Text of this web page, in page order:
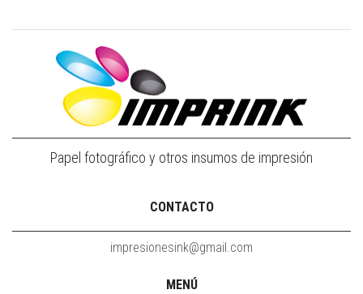
Papel fotográfico y otros insumos de impresión
CONTACTO
impresionesink@gmail.com
MENÚ